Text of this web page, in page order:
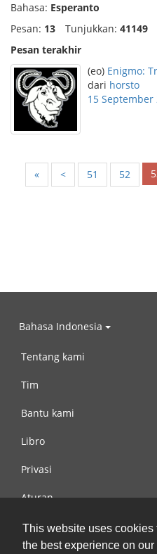
This website uses cookies
the best experience on our
Bahasa: Esperanto
Pesan: 13 Tunjukkan: 41149
Pesan terakhir
(eo) Enigmo:
dari horsto
15 September
« < 51 52
Bahasa Indonesia
Tentang kami
Tim
Bantu kami
Libro
Privasi
Aturan
Hubungi kami